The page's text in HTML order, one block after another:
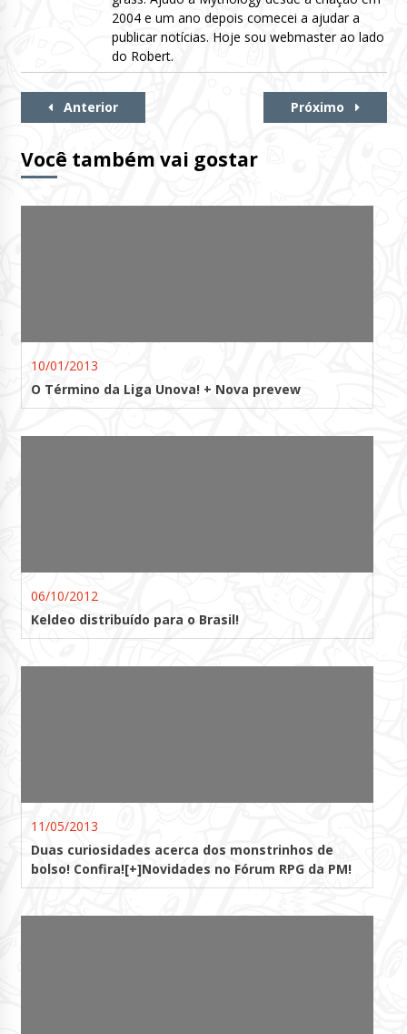
2004 e um ano depois comecei a ajudar a
publicar notícias. Hoje sou webmaster ao lado
do Robert.
Continue
Anterior Próximo
Você também vai gostar
10/01/2013
O Término da Liga Unova! + Nova prevew
06/10/2012
Keldeo distribuído para o Brasil!
11/05/2013
Duas curiosidades acerca dos monstrinhos de
bolso! Confira![+]Novidades no Fórum RPG da PM!